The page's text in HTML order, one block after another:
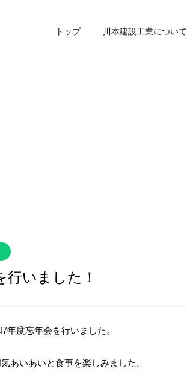
トップ 川本建設工業について
行いました！
年度忘年会を行いました。
あいあいと食事を楽しみました。